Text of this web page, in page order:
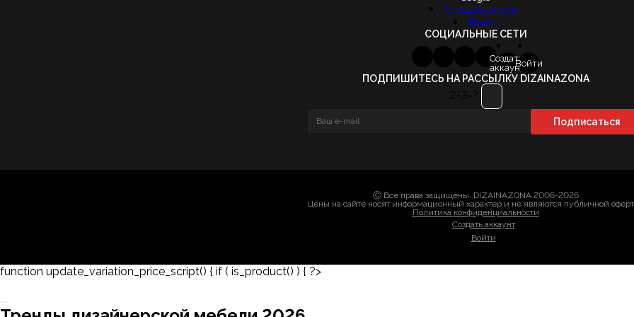
Создать аккаунт
Войти
СОЦИАЛЬНЫЕ СЕТИ
Создать
аккаунтВойти
ПОДПИШИТЕСЬ НА РАССЫЛКУ DIZAINAZONA
2+3=?
Ⓒ Все права защищены. DIZAINAZONA 2006-2026
Цены на сайте носят информационный характер и не являются публичной
Политика конфиденциальности
Создать аккаунт
Войти
Заказать 3D-модель
Скачать каталог
function update_variation_price_script() { if ( is_product() ) { ?>